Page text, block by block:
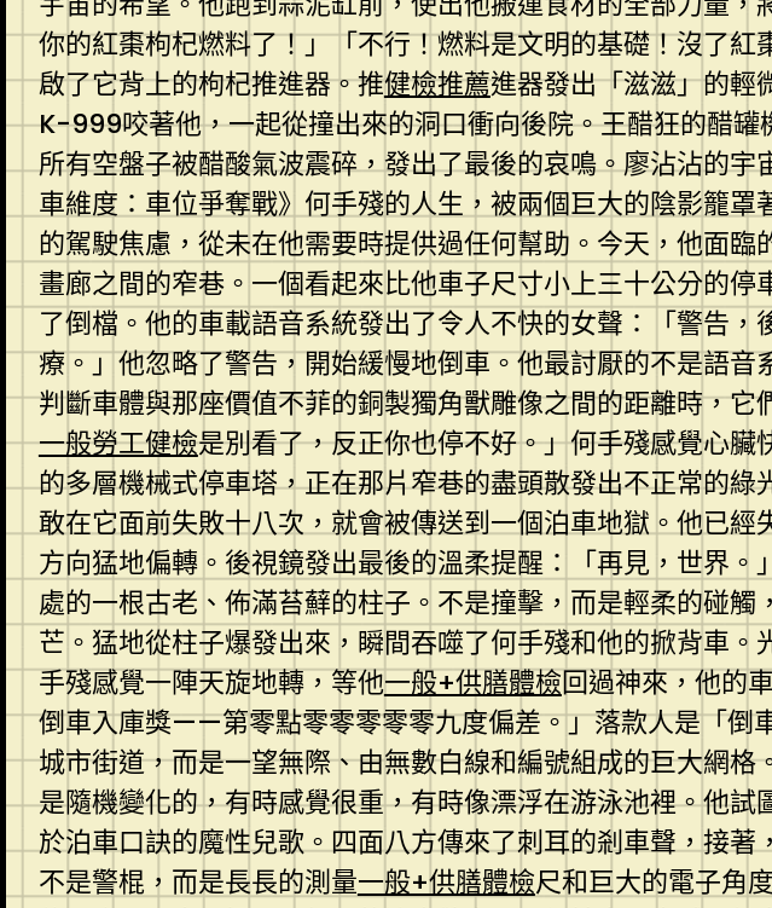
你的紅棗枸杞燃料了！」「不行！燃料是文明的基礎！沒了
啟了它背上的枸杞推進器。推健檢推薦進器發出「滋滋」的輕
K-999咬著他，一起從撞出來的洞口衝向後院。王醋狂的醋
所有空盤子被醋酸氣波震碎，發出了最後的哀鳴。廖沾沾的
車維度：車位爭奪戰》何手殘的人生，被兩個巨大的陰影籠
的駕駛焦慮，從未在他需要時提供過任何幫助。今天，他面
畫廊之間的窄巷。一個看起來比他車子尺寸小上三十公分的
了倒檔。他的車載語音系統發出了令人不快的女聲：「警告，
療。」他忽略了警告，開始緩慢地倒車。他最討厭的不是語
判斷車體與那座價值不菲的銅製獨角獸雕像之間的距離時，
一般勞工健檢是別看了，反正你也停不好。」何手殘感覺心
的多層機械式停車塔，正在那片窄巷的盡頭散發出不正常的
敢在它面前失敗十八次，就會被傳送到一個泊車地獄。他已
方向猛地偏轉。後視鏡發出最後的溫柔提醒：「再見，世界
處的一根古老、佈滿苔蘚的柱子。不是撞擊，而是輕柔的碰
芒。猛地從柱子爆發出來，瞬間吞噬了何手殘和他的掀背車
手殘感覺一陣天旋地轉，等他一般+供膳體檢回過神來，他的
倒車入庫獎——第零點零零零零零九度偏差。」落款人是「倒
城市街道，而是一望無際、由無數白線和編號組成的巨大網
是隨機變化的，有時感覺很重，有時像漂浮在游泳池裡。他試
於泊車口訣的魔性兒歌。四面八方傳來了刺耳的剎車聲，接
不是警棍，而是長長的測量一般+供膳體檢尺和巨大的電子角